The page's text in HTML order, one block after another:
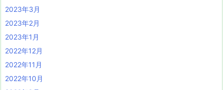
2023年3月
2023年2月
2023年1月
2022年12月
2022年11月
2022年10月